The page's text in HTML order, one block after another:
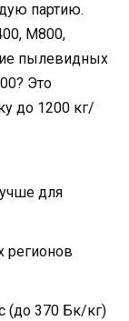
партию.
М800,
пылевидных
Это
до 1200 кг/
для
регионов
(до 370 Бк/кг)